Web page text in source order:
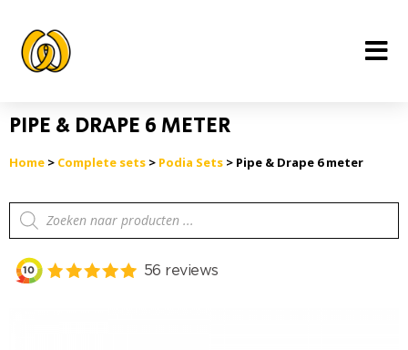
inhoud
PIPE & DRAPE 6 METER
Home > Complete sets > Podia Sets > Pipe & Drape 6 meter
Producten
zoeken